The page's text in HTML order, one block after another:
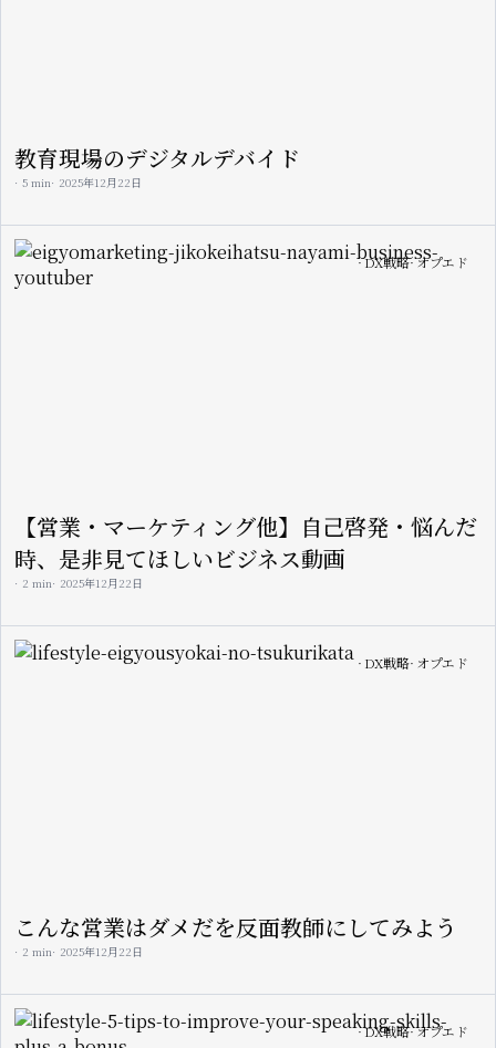
教育現場のデジタルデバイド
5 min 2025年12月22日
Image DX戦略 オプエド
【営業・マーケティング他】自己啓発・悩んだ
時、是非見てほしいビジネス動画
2 min 2025年12月22日
Image DX戦略 オプエド
こんな営業はダメだを反面教師にしてみよう
2 min 2025年12月22日
Image DX戦略 オプエド